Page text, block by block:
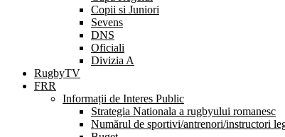
Copii si Juniori
Sevens
DNS
Oficiali
Divizia A
RugbyTV
FRR
Informații de Interes Public
Strategia Nationala a rugbyului romanesc
Numărul de sportivi/antrenori/instructori